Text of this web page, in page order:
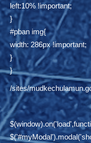
left:10% !important;
}
#pban img{
width: 286px !important;
}
}
/sites/